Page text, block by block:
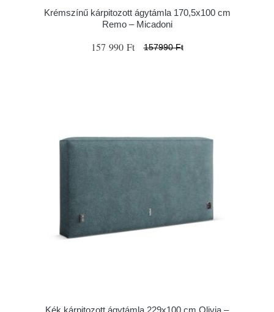
Krémszínű kárpitozott ágytámla 170,5x100 cm
Remo – Micadoni
157 990 Ft 157990 Ft
Kék kárpitozott ágytámla 229x100 cm Olivia –